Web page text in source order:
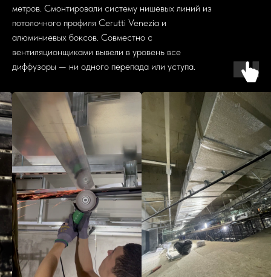
метров. Смонтировали систему нишевых линий из
потолочного профиля Cerutti Venezia и
алюминиевых боксов. Совместно с
вентиляционщиками вывели в уровень все
диффузоры — ни одного перепада или уступа.